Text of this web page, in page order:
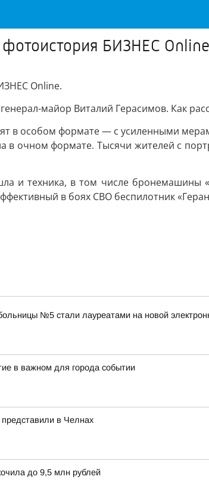
фотоистория БИЗНЕС Online
Online.
майор Виталий Герасимов. Как
в особом формате — с усиленными
в очном формате. Тысячи жителей с
и техника, в том числе бронемашины
в боях СВО беспилотник
№5 стали лауреатами на новой
в важном для города событии
представили в Челнах
до 9,5 млн рублей